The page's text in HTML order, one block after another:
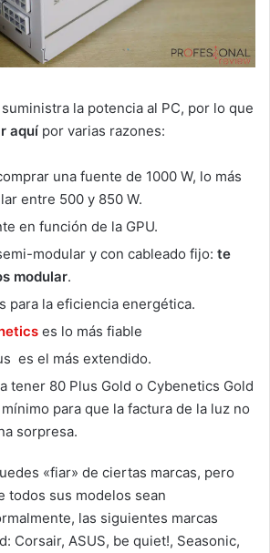
la potencia al PC, por lo que
aquí por varias razones:
una fuente de 1000 W, lo más
entre 500 y 850 W.
en función de la GPU.
modular y con cableado fijo: te
modular.
para la eficiencia energética.
es lo más fiable
es el más extendido.
tener 80 Plus Gold o Cybenetics Gold
para que la factura de la luz no
sorpresa.
«fiar» de ciertas marcas, pero
todos sus modelos sean
las siguientes marcas
Corsair, ASUS, be quiet!, Seasonic,